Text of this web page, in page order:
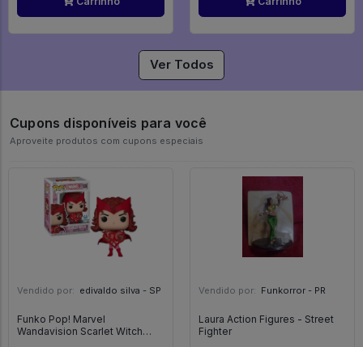
Ver Todos
Cupons disponíveis para você
Aproveite produtos com cupons especiais
Vendido por: edivaldo silva - SP
Funko Pop! Marvel
Wandavision Scarlet Witch
Vendido por: Funkorror - PR
Laura Action Figures - Street
Fighter